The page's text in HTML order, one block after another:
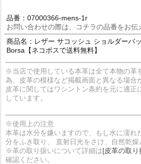
品番：07000366-mens-1r
お問い合わせの際は、コチラの品番をお伝
商品名：レザー サコッシュ ショルダーバ
Borsa【ネコポスで送料無料】
※当店で使用している本革は全て本物の革
為、皮革の模様など掲載画面と異なる場合
皮革に関してはワシントン条約を元に適正
しています。
※使用上の注意
本革は水分を嫌いますので、もし水に濡れ
分をふき取り、 直射日光をさけ、自然乾燥
※革の取り扱いについて詳細は[皮革の取
確認ください。